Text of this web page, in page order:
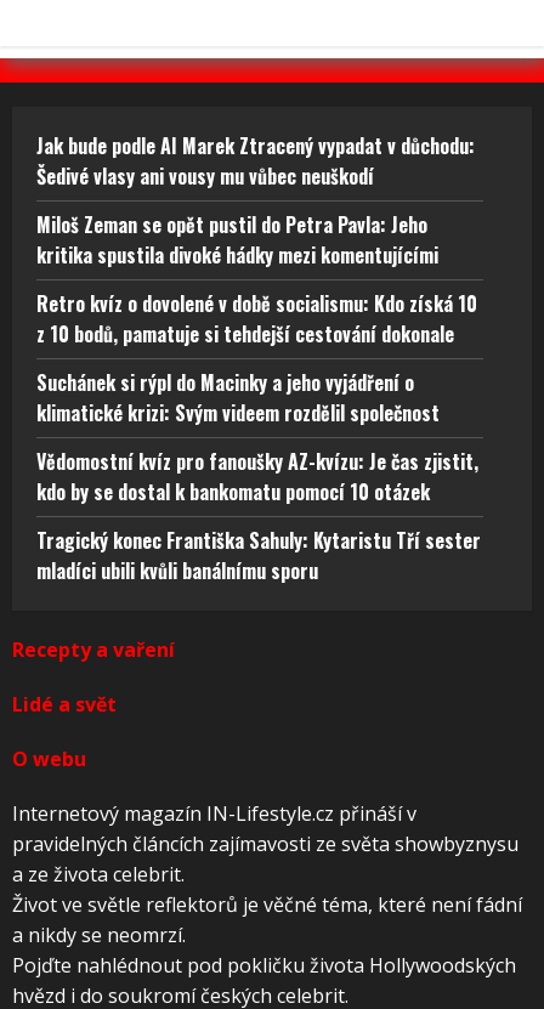
Jak bude podle AI Marek Ztracený vypadat v důchodu:
Šedivé vlasy ani vousy mu vůbec neuškodí
Miloš Zeman se opět pustil do Petra Pavla: Jeho
kritika spustila divoké hádky mezi komentujícími
Retro kvíz o dovolené v době socialismu: Kdo získá 10
z 10 bodů, pamatuje si tehdejší cestování dokonale
Suchánek si rýpl do Macinky a jeho vyjádření o
klimatické krizi: Svým videem rozdělil společnost
Vědomostní kvíz pro fanoušky AZ-kvízu: Je čas zjistit,
kdo by se dostal k bankomatu pomocí 10 otázek
Tragický konec Františka Sahuly: Kytaristu Tří sester
mladíci ubili kvůli banálnímu sporu
Recepty a vaření
Lidé a svět
O webu
Internetový magazín IN-Lifestyle.cz přináší v
pravidelných článcích zajímavosti ze světa showbyznysu
a ze života celebrit.
Život ve světle reflektorů je věčné téma, které není fádní
a nikdy se neomrzí.
Pojďte nahlédnout pod pokličku života Hollywoodských
hvězd i do soukromí českých celebrit.